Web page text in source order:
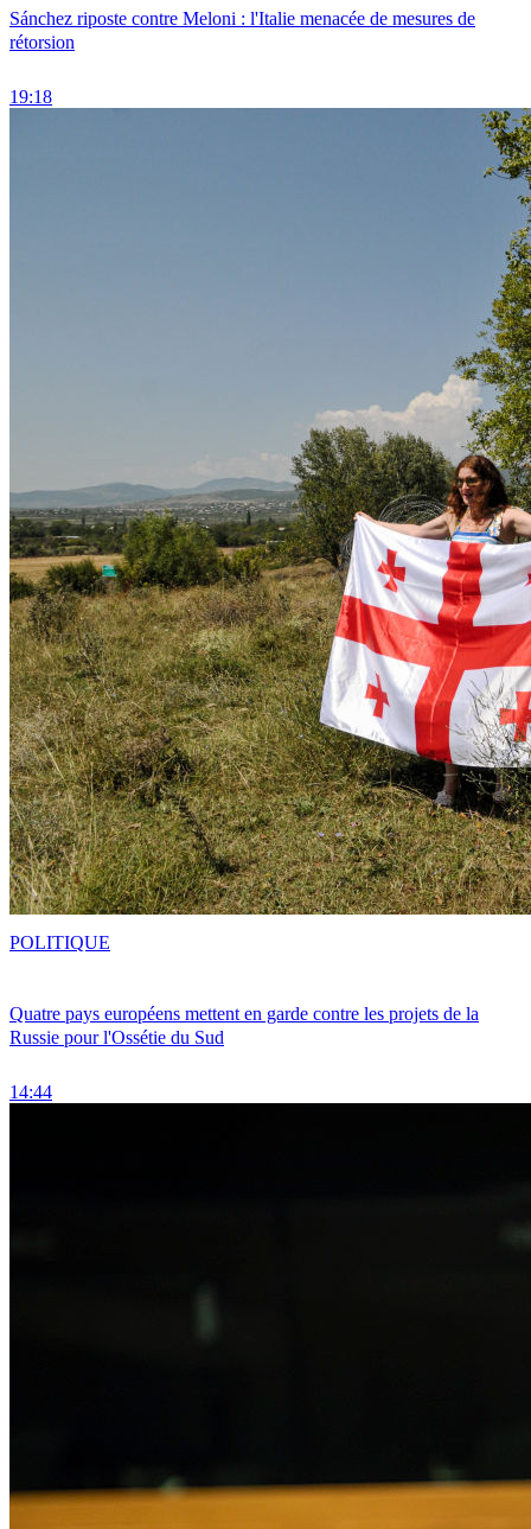
Sánchez riposte contre Meloni : l'Italie menacée de mesures de
rétorsion
19:18
Quatre pays européens mettent en garde contre les projets de la
Russie pour l'Ossétie du Sud
14:44
POLITIQUE